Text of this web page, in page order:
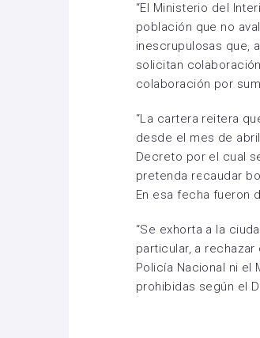
“El Ministerio del
población que no
inescrupulosas que,
solicitan
colaboración por
“La cartera reitera
desde el mes de
Decreto por el cual
pretenda recaudar
En esa fecha fueron
“Se exhorta a la
particular, a
Policía Nacional ni el
prohibidas según el